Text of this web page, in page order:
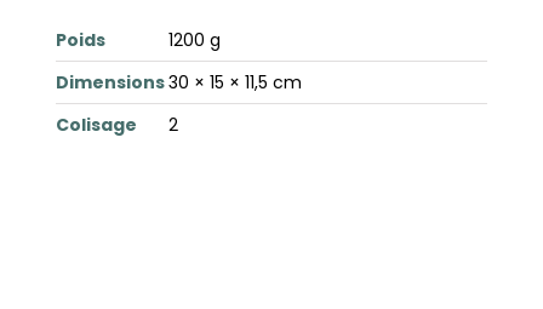
Poids
1200 g
Dimensions30 × 15 × 11,5 cm
Colisage
2